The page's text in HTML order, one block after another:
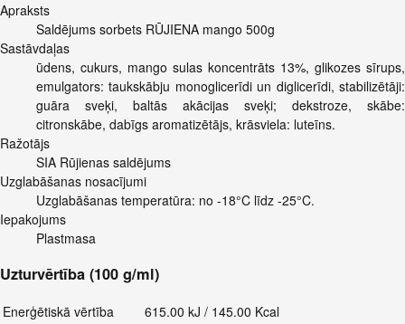
Apraksts
Saldējums sorbets RŪJIENA mango 500g
Sastāvdaļas
ūdens, cukurs, mango sulas koncentrāts 13%, glikozes sīrups,
emulgators: taukskābju monoglicerīdi un diglicerīdi, stabilizētāji:
guāra sveķi, baltās akācijas sveķi; dekstroze, skābe:
citronskābe, dabīgs aromatizētājs, krāsviela: luteīns.
Ražotājs
SIA Rūjienas saldējums
Uzglabāšanas nosacījumi
Uzglabāšanas temperatūra: no -18°C līdz -25°C.
Iepakojums
Plastmasa
Uzturvērtība (100 g/ml)
Enerģētiskā vērtība
615.00 kJ / 145.00 Kcal